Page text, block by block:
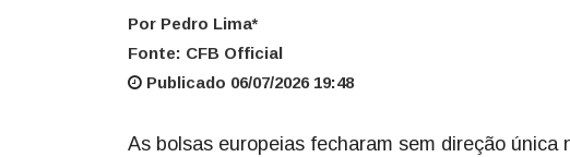
Por Pedro Lima*
Fonte: CFB Official
Publicado 06/07/2026 19:48
As bolsas europeias fecharam sem direção